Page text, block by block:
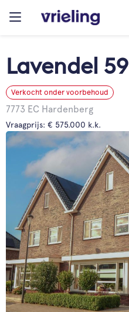
Lavendel 59
Verkocht onder voorbehoud
7773 EC Hardenberg
Vraagprijs: € 575.000 k.k.